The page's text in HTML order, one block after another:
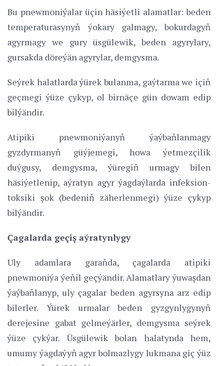
Bu pnewmoniýalar üçin häsiýetli alamatlar: beden
temperaturasynyň ýokary galmagy, bokurdagyň
agyrmagy we gury üsgülewik, beden agyrylary,
gursakda döreýän agyrylar, demgysma.
Seýrek halatlarda ýürek bulanma, gaýtarma we içiň
geçmegi ýüze çykyp, ol birnäçe gün dowam edip
bilýändir.
Atipiki pnewmoniýanyň ýaýbaňlanmagy
gyzdyrmanyň güýjemegi, howa ýetmezçilik
duýgusy, demgysma, ýüregiň urmagy bilen
häsiýetlenip, aýratyn agyr ýagdaýlarda infeksion-
toksiki şok (bedeniň zäherlenmegi) ýüze çykyp
bilýändir.
Çagalarda geçiş aýratynlygy
Uly adamlara garaňda, çagalarda atipiki
pnewmoniýa ýeňil geçýändir. Alamatlary ýuwaşdan
ýaýbaňlanyp, uly çagalar beden agyrsyna arz edip
bilerler. Ýürek urmalar beden gyzgynlygynyň
derejesine gabat gelmeýärler, demgysma seýrek
ýüze çykýar. Üsgülewik bolan halatynda hem,
umumy ýagdaýyň agyr bolmazlygy lukmana giç ýüz